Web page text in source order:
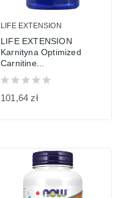
LIFE EXTENSION
LIFE EXTENSION
Karnityna Optimized
Carnitine...
101,64 zł